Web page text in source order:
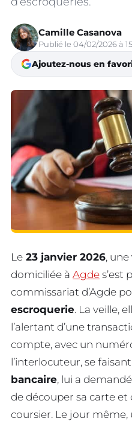
Camille Casanova
Publié le 04/02/2026 à
Ajoutez-nous en
Le 23 janvier 2026, une
domiciliée à Agde s’est
commissariat d’Agde
escroquerie. La veille,
l’alertant d’une
compte, avec un
l’interlocuteur, se
bancaire, lui a
de découper sa carte et
coursier. Le jour même,